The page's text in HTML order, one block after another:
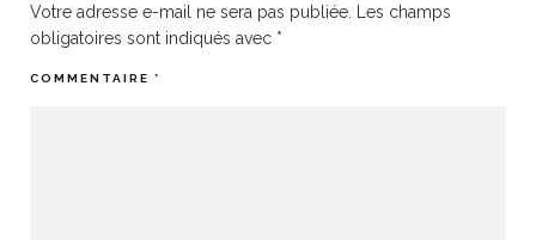
Votre adresse e-mail ne sera pas publiée.
Les champs
obligatoires sont indiqués avec *
COMMENTAIRE *